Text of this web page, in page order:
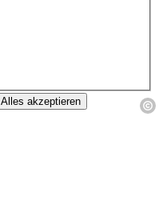
Alles akzeptieren